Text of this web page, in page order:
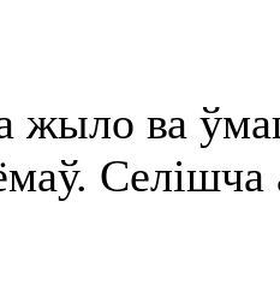
жыло ва